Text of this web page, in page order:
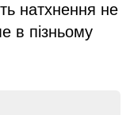
натхнення не
в пізньому